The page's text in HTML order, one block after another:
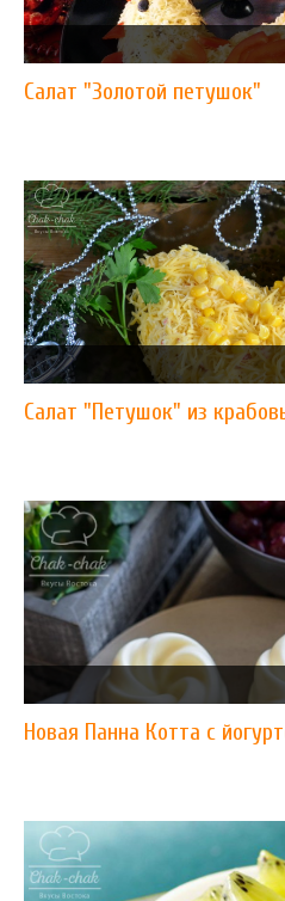
Салат "Золотой петушок"
Салат "Петушок" из
Новая Панна Котта с